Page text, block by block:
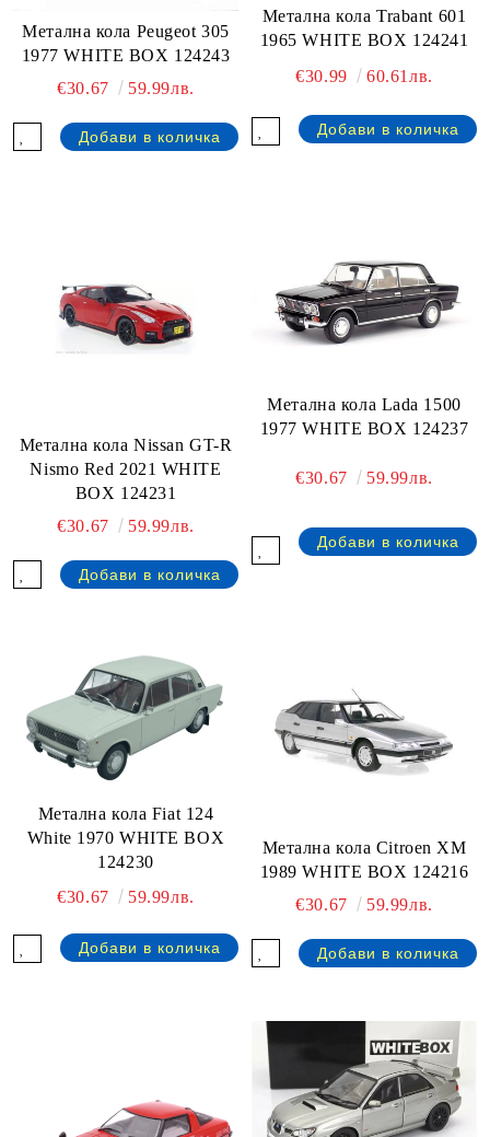
Метална кола Peugeot 305
1977 WHITE BOX 124243
€30.67
59.99лв.
Метална кола Trabant 601
1965 WHITE BOX 124241
€30.99
60.61лв.
Метална кола Nissan GT-R
Nismo Red 2021 WHITE
BOX 124231
€30.67
59.99лв.
Метална кола Lada 1500
1977 WHITE BOX 124237
€30.67 59.99лв.
Метална кола Fiat 124
White 1970 WHITE BOX
124230
€30.67
59.99лв.
Метална кола Citroen XM
1989 WHITE BOX 124216
€30.67
59.99лв.